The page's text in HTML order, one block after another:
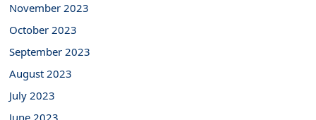
November 2023
October 2023
September 2023
August 2023
July 2023
June 2023